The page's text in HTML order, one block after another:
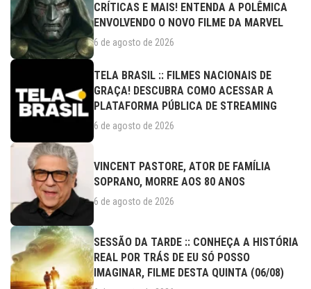
CRÍTICAS E MAIS! ENTENDA A POLÊMICA
ENVOLVENDO O NOVO FILME DA MARVEL
6 de agosto de 2026
TELA BRASIL :: FILMES NACIONAIS DE
GRAÇA! DESCUBRA COMO ACESSAR A
PLATAFORMA PÚBLICA DE STREAMING
6 de agosto de 2026
VINCENT PASTORE, ATOR DE FAMÍLIA
SOPRANO, MORRE AOS 80 ANOS
6 de agosto de 2026
SESSÃO DA TARDE :: CONHEÇA A HISTÓRIA
REAL POR TRÁS DE EU SÓ POSSO
IMAGINAR, FILME DESTA QUINTA (06/08)